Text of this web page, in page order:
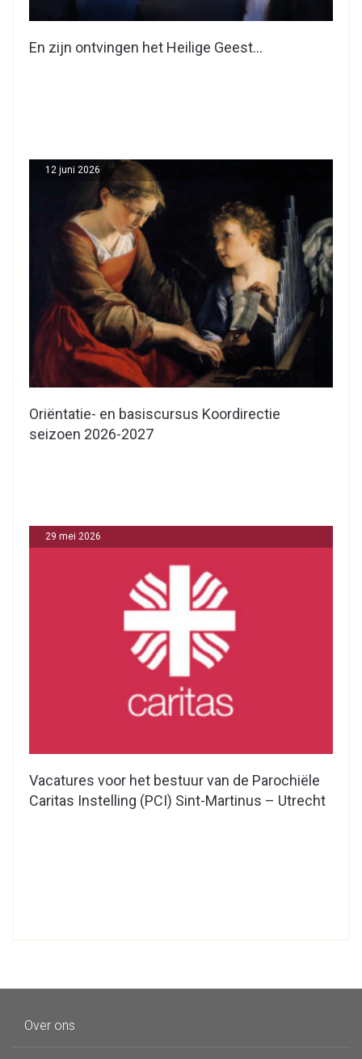
En zijn ontvingen het Heilige Geest…
Oriëntatie- en basiscursus Koordirectie
seizoen 2026-2027
12 juni 2026
Vacatures voor het bestuur van de Parochiële
Caritas Instelling (PCI) Sint-Martinus – Utrecht
29 mei 2026
Over ons